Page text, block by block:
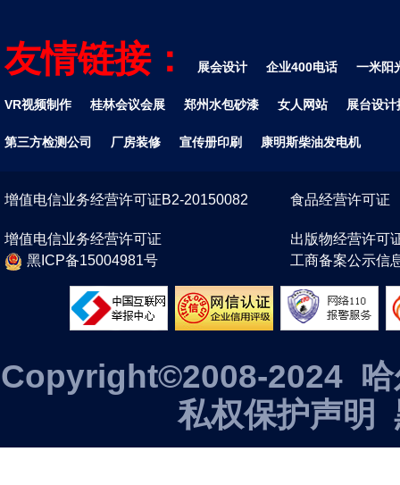
友情链接： 展会设计 企业400电话 一米阳
VR视频制作 桂林会议会展 郑州水包砂漆 女人网站 展台设计
第三方检测公司 厂房装修 宣传册印刷 康明斯柴油发电机
增值电信业务经营许可证B2-20150082 食品经营许可证
增值电信业务经营许可证
出版物经营许可
黑ICP备15004981号
工商备案公示信
Copyright©2008-2024 哈
私权保护声明